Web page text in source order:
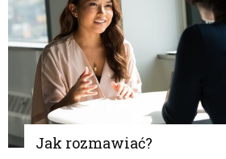
Jak rozmawiać?